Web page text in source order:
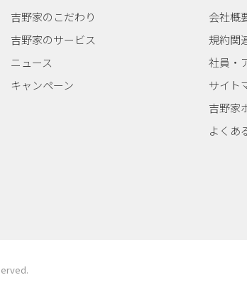
会社概
規約関
社員・
サイト
吉野家
よくあ
吉野家のこだわり
吉野家のサービス
ニュース
キャンペーン